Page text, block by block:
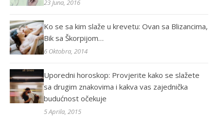
23 Juna, 2016
Ko se sa kim slaže u krevetu: Ovan sa Blizancima,
Bik sa Škorpijom…
6 Oktobra, 2014
Uporedni horoskop: Provjerite kako se slažete
sa drugim znakovima i kakva vas zajednička
budućnost očekuje
5 Aprila, 2015